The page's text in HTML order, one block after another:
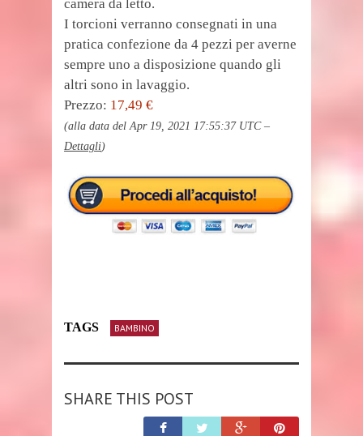
camera da letto.
I torcioni verranno consegnati in una
pratica confezione da 4 pezzi per averne
sempre uno a disposizione quando gli
altri sono in lavaggio.
Prezzo: 17,49 €
(alla data del Apr 19, 2021 17:55:37 UTC –
Dettagli)
TAGS BAMBINO
SHARE THIS POST